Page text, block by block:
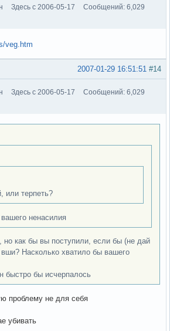
Здесь с 2006-05-17
Сообщений: 6,029
veg.htm
#14
2007-01-29 16:51:51
Здесь с 2006-05-17
Сообщений: 6,029
или терпеть?
ненасилия
но как бы вы поступили, если бы (не дай
Насколько хватило бы вашего
быстро бы исчерпалось
проблему не для себя
убивать